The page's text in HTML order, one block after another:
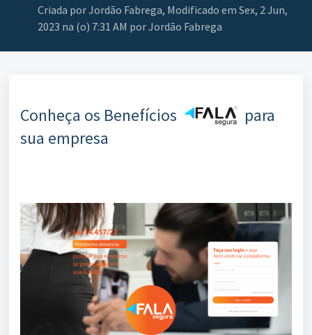
Criada por Jordão Fabrega, Modificado em Sex, 2 Jun,
2023 na (o) 7:31 AM por Jordão Fabrega
Conheça os Benefícios
para
sua empresa